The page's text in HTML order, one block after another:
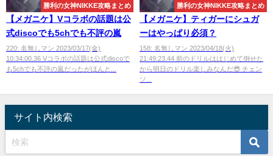
勝利の女神NIKKE攻略まとめ
【メガニケ】Vコラボの話題は公
式discoでも5chでも不評の嵐
220: 名無しマン 2023/03/17(金)
10:34:00.36 Vコラボの話題は公式discoで
も5chでも不評の嵐だったがほんと...
勝利の女神NIKKE攻略まとめ
【メガニケ】ティガーにシュガ
ーはやっぱり必須？
158: 名無しマン 2023/04/18(火)
21:49:23.44 前のドリルははじめて倒せた
から明日のドリル楽しみなんだ😎 チェン
ソ...
サイト内検索